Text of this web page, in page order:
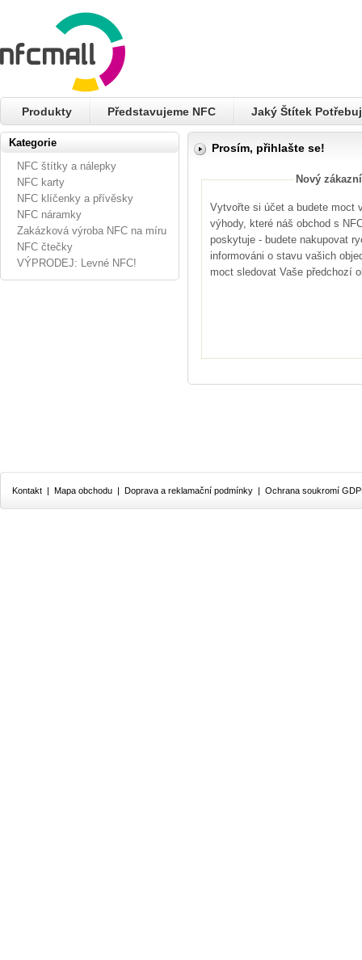
Produkty Představujeme NFC Jaký Štítek
Kategorie
NFC štítky a nálepky
NFC karty
NFC klíčenky a přívěsky
NFC náramky
Zakázková výroba NFC na míru
NFC čtečky
VÝPRODEJ: Levné NFC!
Prosím, přihlašte se!
Nový
Vytvořte si účet a budete moct
výhody, které náš obchod s
poskytuje - budete nakupovat
informováni o stavu vašich
moct sledovat Vaše předchozí
Kontakt | Mapa obchodu | Doprava a reklamační podmínky | Ochrana soukromí